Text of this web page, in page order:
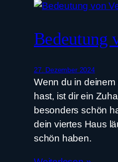
Bedeutung
27. Dezember 2024
Wenn du in
hast, ist dir ein
besonders schön
dein viertes Haus
schön haben.